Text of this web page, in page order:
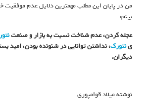
من در پایان این مطلب مهمترین دلایل عدم موفقیت
بینم:
عجله کردن، عدم شناخت نسبت به بازار و صنعت
ینتورک، نداشتن توانایی در شنونده بودن، امید
دیگران.
نوشته میلاد قوامپوری